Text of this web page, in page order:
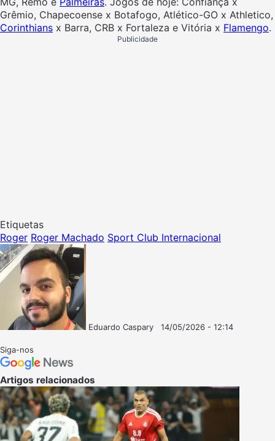
Grêmio, Chapecoense x Botafogo, Atlético-GO x Athletico,
Corinthians x Barra, CRB x Fortaleza e Vitória x Flamengo.
Publicidade
Etiquetas
Roger Roger Machado Sport Club Internacional
Eduardo Caspary
14/05/2026 - 12:14
Siga-nos
Artigos relacionados